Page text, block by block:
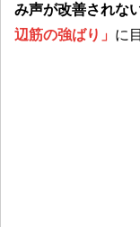
み声が改善されな
辺筋の強ばり」 に